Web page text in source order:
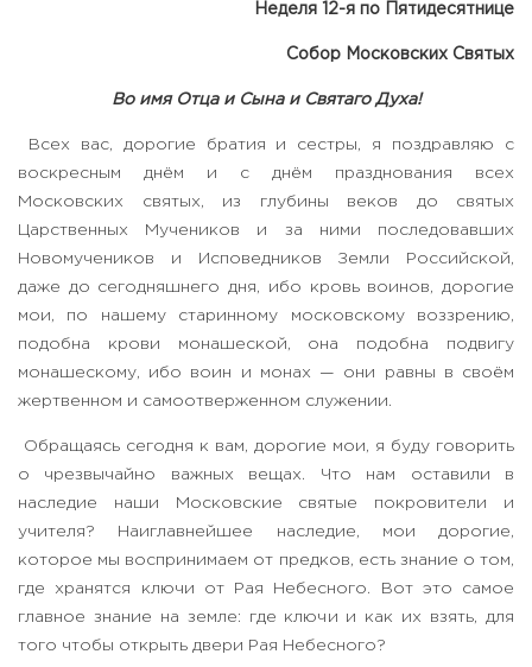
Неделя 12-я по Пятидесятнице
Собор Московских Святых
Во имя Отца и Сына и Святаго Духа!
Всех вас, дорогие братия и сестры, я поздравляю с
воскресным днём и с днём празднования всех
Московских святых, из глубины веков до святых
Царственных Мучеников и за ними последовавших
Новомучеников и Исповедников Земли Российской,
даже до сегодняшнего дня, ибо кровь воинов, дорогие
мои, по нашему старинному московскому воззрению,
подобна крови монашеской, она подобна подвигу
монашескому, ибо воин и монах — они равны в своём
жертвенном и самоотверженном служении.
Обращаясь сегодня к вам, дорогие мои, я буду говорить
о чрезвычайно важных вещах. Что нам оставили в
наследие наши Московские святые покровители и
учителя? Наиглавнейшее наследие, мои дорогие,
которое мы воспринимаем от предков, есть знание о том,
где хранятся ключи от Рая Небесного. Вот это самое
главное знание на земле: где ключи и как их взять, для
того чтобы открыть двери Рая Небесного?